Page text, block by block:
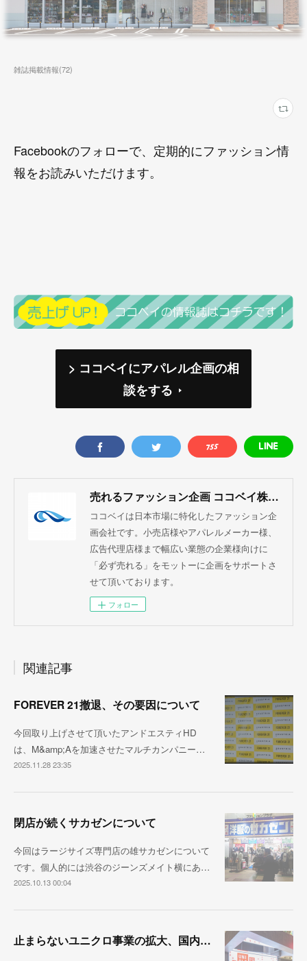
雑誌掲載情報(72)
Facebookのフォローで、定期的にファッション情
報をお読みいただけます。
> ココベイにアパレル企画の相
談をする
売れるファッション企画 ココベイ株式会社
ココベイは日本市場に特化したファッション企
画会社です。小売店様やアパレルメーカー様、
広告代理店様まで幅広い業態の企業様向けに
「必ず売れる」をモットーに企画をサポートさ
せて頂いております。
フォロー
関連記事
FOREVER 21撤退、その要因について
今回取り上げさせて頂いたアンドエスティHD
は、M&amp;Aを加速させたマルチカンパニー…
2025.11.28 23:35
閉店が続くサカゼンについて
今回はラージサイズ専門店の雄サカゼンについて
です。個人的には渋谷のジーンズメイト横にあ…
2025.10.13 00:04
止まらないユニクロ事業の拡大、国内売上1兆円が視野に